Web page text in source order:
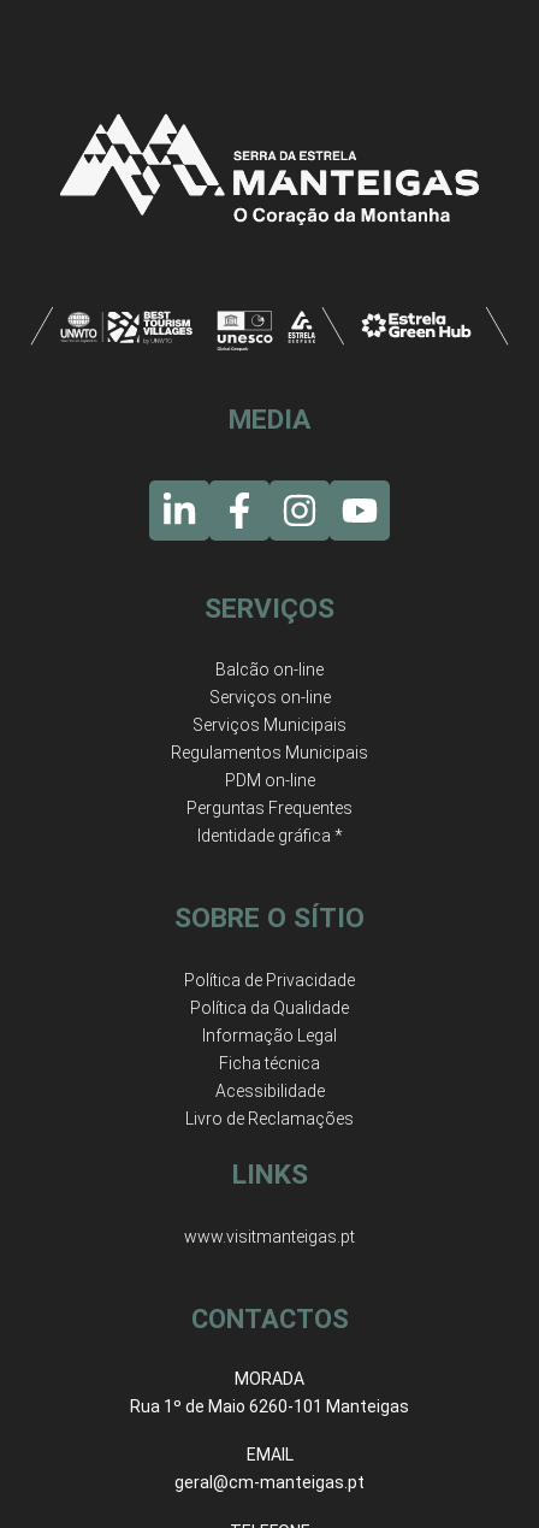
MEDIA
SERVIÇOS
Balcão on-line
Serviços on-line
Serviços Municipais
Regulamentos Municipais
PDM on-line
Perguntas Frequentes
Identidade gráfica *
SOBRE O SÍTIO
Política de Privacidade
Política da Qualidade
Informação Legal
Ficha técnica
Acessibilidade
Livro de Reclamações
LINKS
www.visitmanteigas.pt
CONTACTOS
MORADA
Rua 1º de Maio 6260-101 Manteigas
EMAIL
geral@cm-manteigas.pt